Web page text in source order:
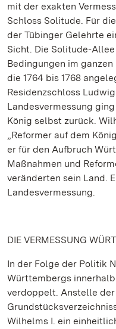
mit der exakten
Schloss Solitude. Für
der Tübinger Gelehrte
Sicht. Die Solitude-
Bedingungen im
die 1764 bis 1768
Residenzschloss
Landesvermessung
König selbst zurück.
„Reformer auf dem
er für den Aufbruch
Maßnahmen und
veränderten sein Land.
Landesvermessung.
DIE VERMESSUNG
In der Folge der Politik
Württembergs
verdoppelt. Anstelle
Wilhelms I. ein